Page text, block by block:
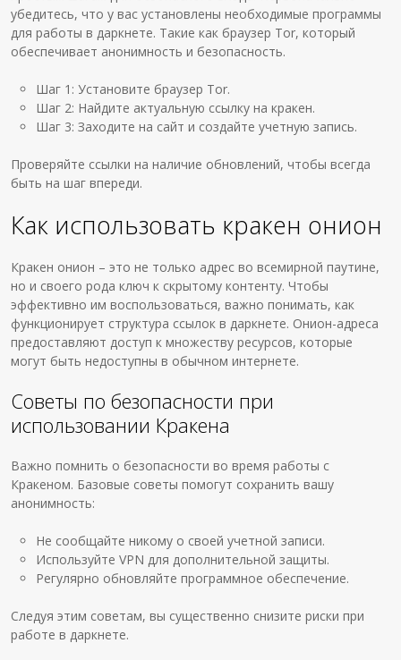
убедитесь, что у вас установлены необходимые программы
для работы в даркнете. Такие как браузер Tor, который
обеспечивает анонимность и безопасность.
Шаг 1: Установите браузер Tor.
Шаг 2: Найдите актуальную ссылку на кракен.
Шаг 3: Заходите на сайт и создайте учетную запись.
Проверяйте ссылки на наличие обновлений, чтобы всегда
быть на шаг впереди.
Как использовать кракен онион
Кракен онион – это не только адрес во всемирной паутине,
но и своего рода ключ к скрытому контенту. Чтобы
эффективно им воспользоваться, важно понимать, как
функционирует структура ссылок в даркнете. Онион-адреса
предоставляют доступ к множеству ресурсов, которые
могут быть недоступны в обычном интернете.
Советы по безопасности при
использовании Кракена
Важно помнить о безопасности во время работы с
Кракеном. Базовые советы помогут сохранить вашу
анонимность:
Не сообщайте никому о своей учетной записи.
Используйте VPN для дополнительной защиты.
Регулярно обновляйте программное обеспечение.
Следуя этим советам, вы существенно снизите риски при
работе в даркнете.